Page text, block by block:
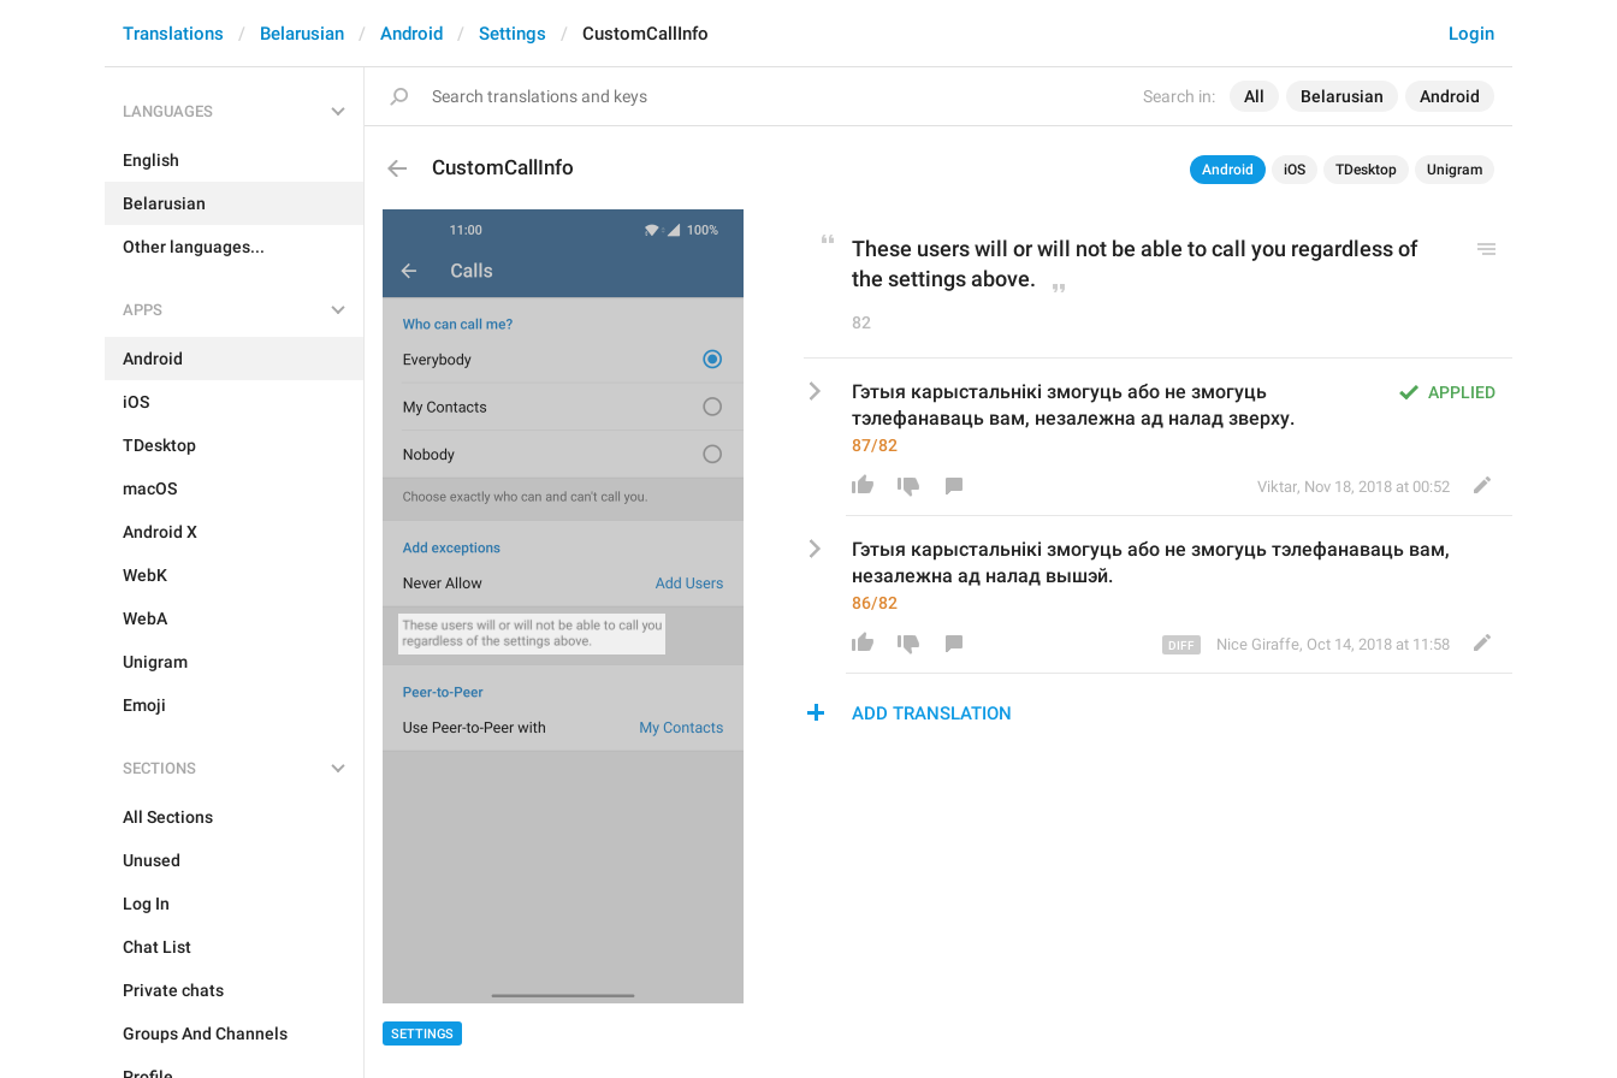
Search in: All Belarusian Android
Login
Translations Belarusian Android Settings CustomCallInfo
LANGUAGES
English
Belarusian
Other languages...
APPS
Android
iOS
TDesktop
macOS
Android X
WebK
WebA
Unigram
Emoji
SECTIONS
All Sections
Unused
Log In
Chat List
Private chats
Groups And Channels
CustomCallInfo Android iOS TDesktop Unigram
SETTINGS
These users will or will not be able to call you regardless of
the settings above.
82
APPLIED
Гэтыя карыстальнікі змогуць або не змогуць
тэлефанаваць вам, незалежна ад налад зверху.
87/82
Viktar, Nov 18, 2018 at 00:52
Гэтыя карыстальнікі змогуць або не змогуць тэлефанаваць вам,
незалежна ад налад вышэй.
86/82
Nice Giraffe, Oct 14, 2018 at 11:58
ADD TRANSLATION